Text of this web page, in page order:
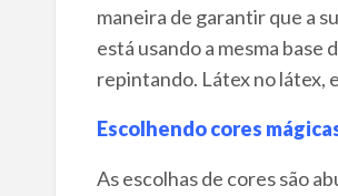
maneira de garantir que a
está usando a mesma
repintando. Látex no látex,
Escolhendo cores
As escolhas de cores são